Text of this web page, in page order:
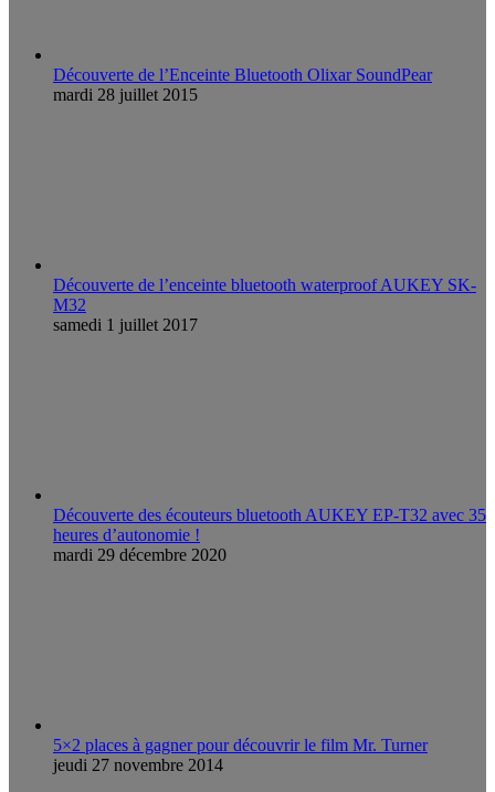
Découverte de l’Enceinte Bluetooth Olixar SoundPear
mardi 28 juillet 2015
Découverte de l’enceinte bluetooth waterproof AUKEY SK-
M32
samedi 1 juillet 2017
Découverte des écouteurs bluetooth AUKEY EP-T32 avec 35
heures d’autonomie !
mardi 29 décembre 2020
5×2 places à gagner pour découvrir le film Mr. Turner
jeudi 27 novembre 2014